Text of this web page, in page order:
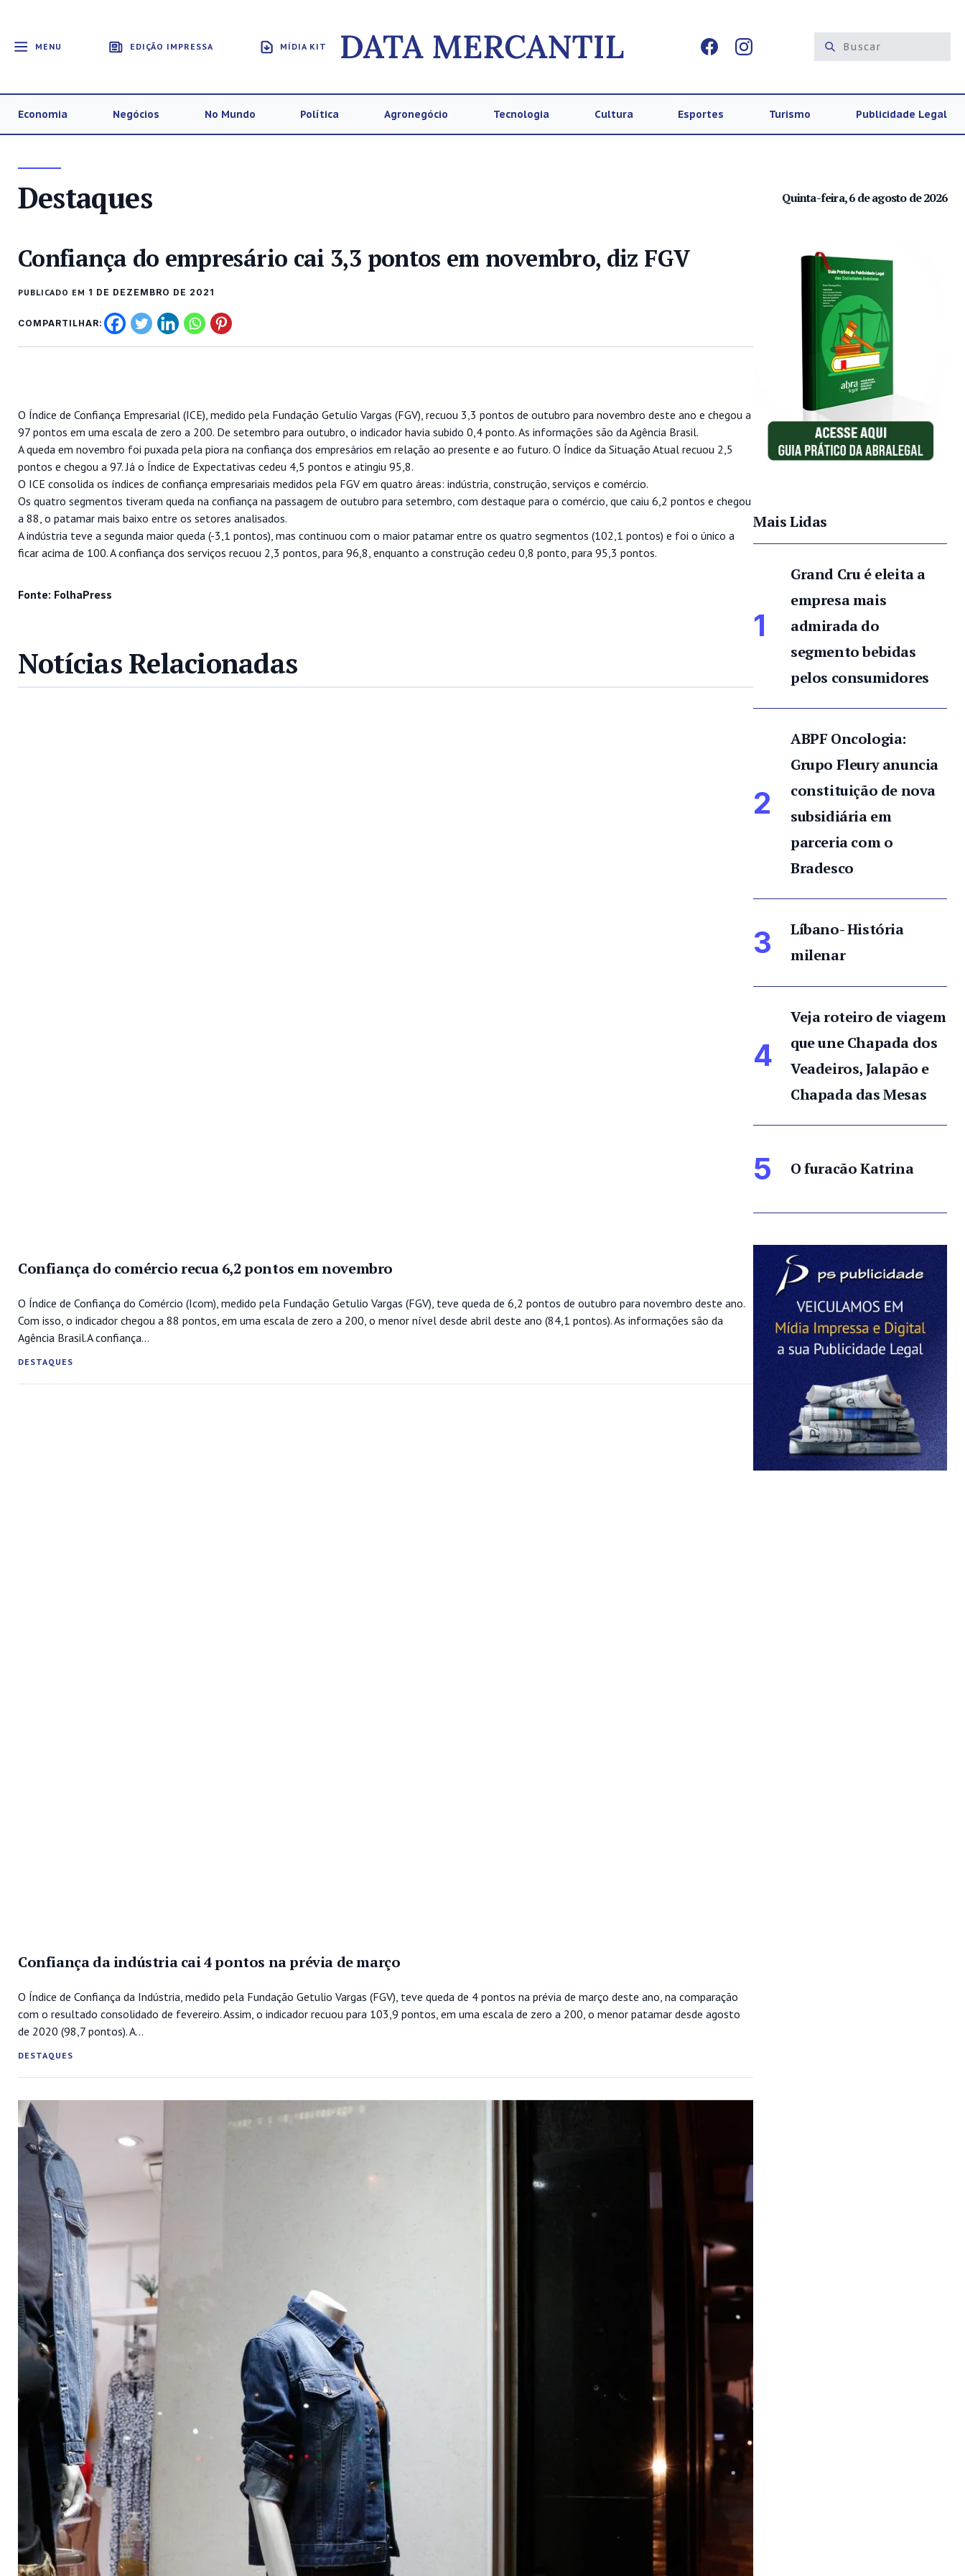
MENU EDIÇÃO IMPRESSA MÍDIA KIT
Economia Negócios No Mundo Política Agronegócio Tecnologia Cultura Esportes Turismo Publicidade Legal
Destaques Quinta-feira, 6 de agosto de 2026
Confiança do empresário cai 3,3 pontos em novembro, diz FGV
PUBLICADO EM 1 DE DEZEMBRO DE 2021
COMPARTILHAR:
O Índice de Confiança Empresarial (ICE), medido pela Fundação Getulio Vargas (FGV), recuou 3,3 pontos de outubro para novembro deste ano e chegou a
97 pontos em uma escala de zero a 200. De setembro para outubro, o indicador havia subido 0,4 ponto. As informações são da Agência Brasil.
A queda em novembro foi puxada pela piora na confiança dos empresários em relação ao presente e ao futuro. O Índice da Situação Atual recuou 2,5
pontos e chegou a 97. Já o Índice de Expectativas cedeu 4,5 pontos e atingiu 95,8.
O ICE consolida os índices de confiança empresariais medidos pela FGV em quatro áreas: indústria, construção, serviços e comércio.
Os quatro segmentos tiveram queda na confiança na passagem de outubro para setembro, com destaque para o comércio, que caiu 6,2 pontos e chegou
a 88, o patamar mais baixo entre os setores analisados.
A indústria teve a segunda maior queda (-3,1 pontos), mas continuou com o maior patamar entre os quatro segmentos (102,1 pontos) e foi o único a
ficar acima de 100. A confiança dos serviços recuou 2,3 pontos, para 96,8, enquanto a construção cedeu 0,8 ponto, para 95,3 pontos.
Fonte: FolhaPress
Notícias Relacionadas
Confiança do comércio recua 6,2 pontos em novembro
O Índice de Confiança do Comércio (Icom), medido pela Fundação Getulio Vargas (FGV), teve queda de 6,2 pontos de outubro para novembro deste ano.
Com isso, o indicador chegou a 88 pontos, em uma escala de zero a 200, o menor nível desde abril deste ano (84,1 pontos). As informações são da
Agência Brasil.A confiança...
DESTAQUES
Confiança da indústria cai 4 pontos na prévia de março
O Índice de Confiança da Indústria, medido pela Fundação Getulio Vargas (FGV), teve queda de 4 pontos na prévia de março deste ano, na comparação
com o resultado consolidado de fevereiro. Assim, o indicador recuou para 103,9 pontos, em uma escala de zero a 200, o menor patamar desde agosto
de 2020 (98,7 pontos). A...
DESTAQUES
Mais Lidas
1
Grand Cru é eleita a
empresa mais
admirada do
segmento bebidas
pelos consumidores
2
ABPF Oncologia:
Grupo Fleury anuncia
constituição de nova
subsidiária em
parceria com o
Bradesco
3
Líbano- História
milenar
4
Veja roteiro de viagem
que une Chapada dos
Veadeiros, Jalapão e
Chapada das Mesas
5 O furacão Katrina